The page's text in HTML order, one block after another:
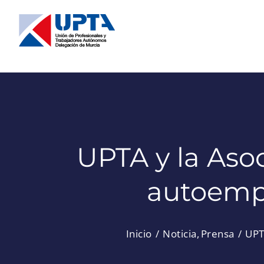
contenido
UPTA y la
Inicio Noticia Prensa